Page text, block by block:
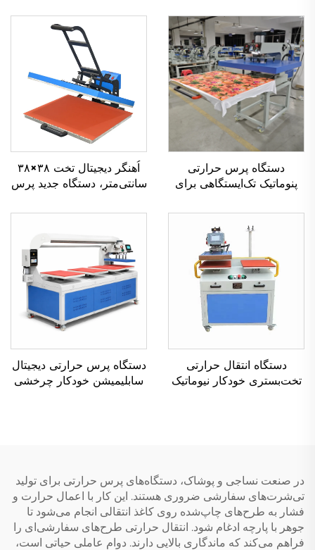
دستگاه پرس حرارتی
پنوماتیک تک‌ایستگاهی برای
پوشاک، با فرمت بزرگ:
۵۰×۷۰ و ۳۸×۳۸ سانتی‌متر،
در شرایط نو
اُهنگر دیجیتال تخت ۳۸×۳۸
سانتی‌متر، دستگاه جدید پرس
دستی، دستگاه انتقال حرارتی
دستگاه انتقال حرارتی
تخت‌بستری خودکار نیوماتیک
دستگاه پرس حرارتی دیجیتال
سابلیمیشن خودکار چرخشی
در صنعت نساجی و پوشاک، دستگاه‌های پرس حرارتی برای تولید
تی‌شرت‌های سفارشی ضروری هستند. این کار با اعمال حرارت و
فشار به طرح‌های چاپ‌شده روی کاغذ انتقالی انجام می‌شود تا
جوهر با پارچه ادغام شود. انتقال حرارتی طرح‌های سفارشی‌ای را
فراهم می‌کند که ماندگاری بالایی دارند. دوام عاملی حیاتی است،